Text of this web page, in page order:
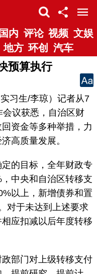
国内 评论 视频 文娱
地方 环创 汽车
预算执行
习生/李琼）记者从7
会议获悉，自治区财
资金等多种举措，力
高质量发展。
的目标，全年财政专
中央和自治区转移支
以上，新增债券和置
对于未达到上述要求
应扣减以后年度转移
部门对上级转移支付